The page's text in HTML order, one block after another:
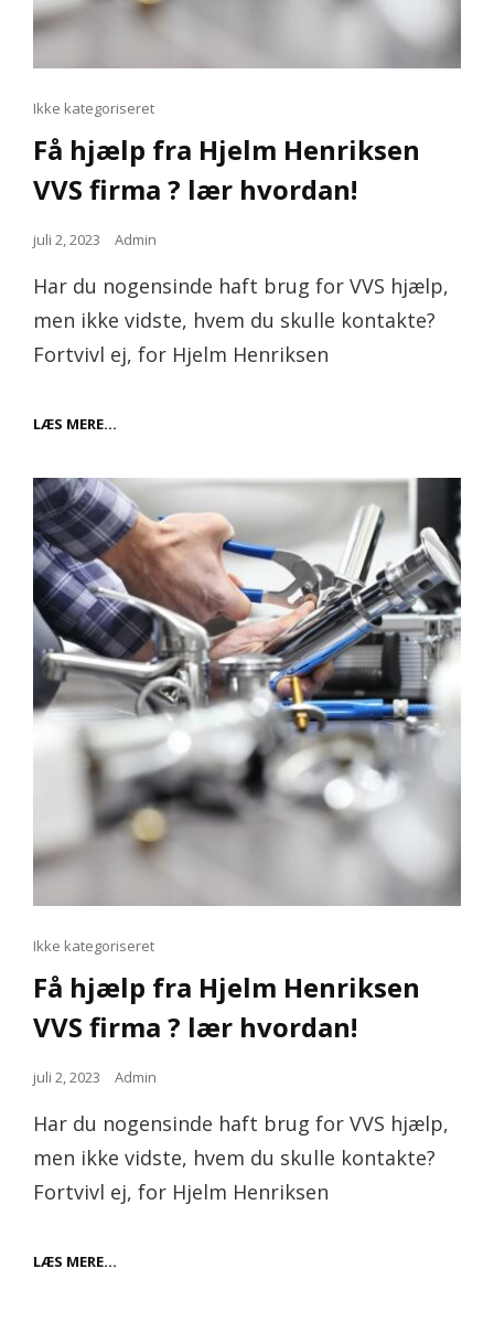
Cat
Links
Ikke kategoriseret
Få hjælp fra Hjelm Henriksen
VVS firma ? lær hvordan!
Posted
juli 2, 2023 Admin
Har du nogensinde haft brug for VVS hjælp,
men ikke vidste, hvem du skulle kontakte?
Fortvivl ej, for Hjelm Henriksen
LÆS MERE…
HJELM
HENRIKSEN
VVS
FIRMA
LÆR
HVORDAN!
Cat
Links
Ikke kategoriseret
Få hjælp fra Hjelm Henriksen
VVS firma ? lær hvordan!
Posted
juli 2, 2023 Admin
Har du nogensinde haft brug for VVS hjælp,
men ikke vidste, hvem du skulle kontakte?
Fortvivl ej, for Hjelm Henriksen
LÆS MERE…